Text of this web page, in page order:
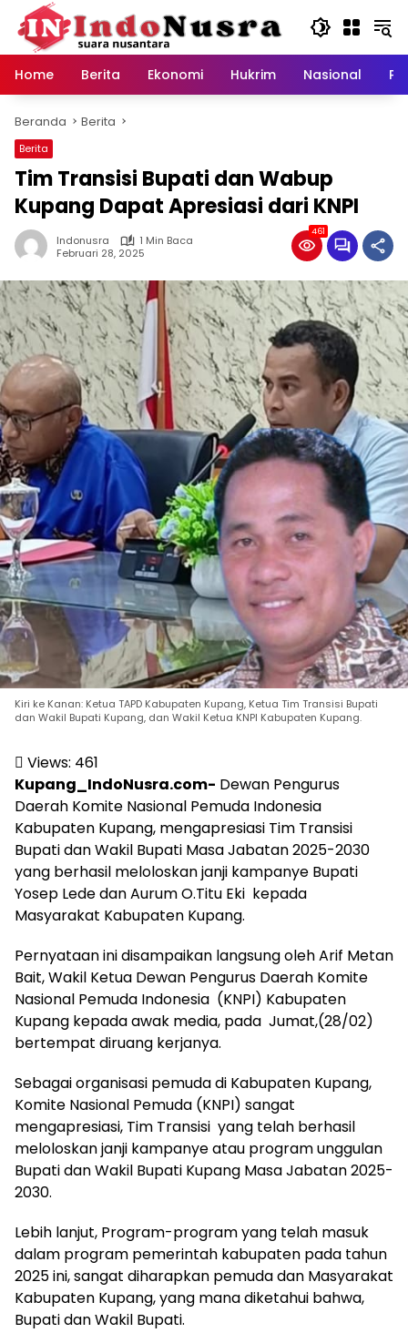
Langsung
konten
Home
Berita Ekonomi Hukrim Nasional
Beranda Berita
Berita
Tim Transisi Bupati dan Wabup
Kupang Dapat Apresiasi dari KNPI
Indonusra
1 Min Baca
Februari 28, 2025
461
Kiri ke Kanan: Ketua TAPD Kabupaten Kupang, Ketua Tim Transisi Bupati
dan Wakil Bupati Kupang, dan Wakil Ketua KNPI Kabupaten Kupang.
Views: 461
Kupang_IndoNusra.com- Dewan Pengurus
Daerah Komite Nasional Pemuda Indonesia
Kabupaten Kupang, mengapresiasi Tim Transisi
Bupati dan Wakil Bupati Masa Jabatan 2025-2030
yang berhasil meloloskan janji kampanye Bupati
Yosep Lede dan Aurum O.Titu Eki kepada
Masyarakat Kabupaten Kupang.
Pernyataan ini disampaikan langsung oleh Arif Metan
Bait, Wakil Ketua Dewan Pengurus Daerah Komite
Nasional Pemuda Indonesia (KNPI) Kabupaten
Kupang kepada awak media, pada Jumat,(28/02)
bertempat diruang kerjanya.
Sebagai organisasi pemuda di Kabupaten Kupang,
Komite Nasional Pemuda (KNPI) sangat
mengapresiasi, Tim Transisi yang telah berhasil
meloloskan janji kampanye atau program unggulan
Bupati dan Wakil Bupati Kupang Masa Jabatan 2025-
2030.
Lebih lanjut, Program-program yang telah masuk
dalam program pemerintah kabupaten pada tahun
2025 ini, sangat diharapkan pemuda dan Masyarakat
Kabupaten Kupang, yang mana diketahui bahwa,
Bupati dan Wakil Bupati.